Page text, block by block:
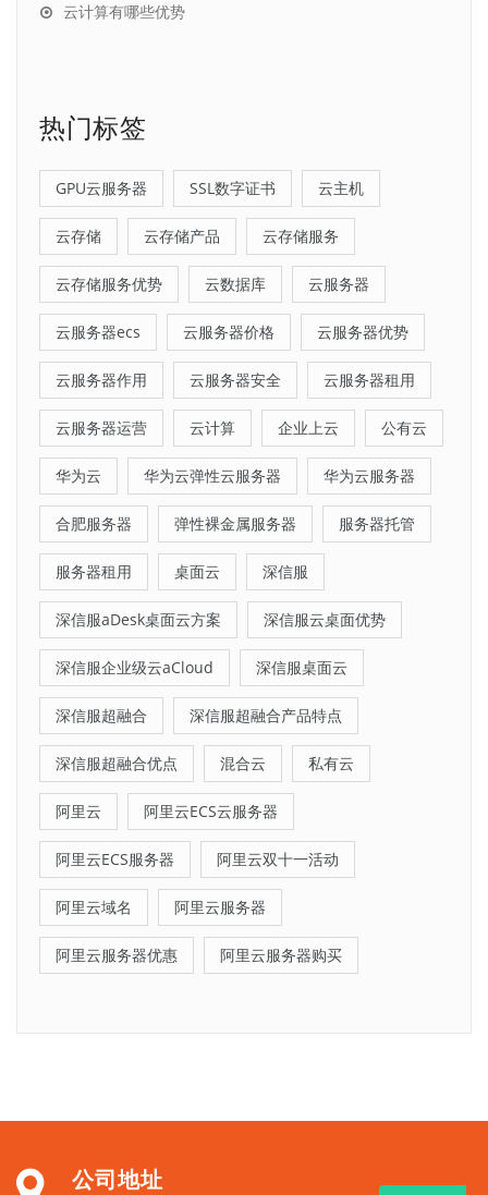
云计算有哪些优势
热门标签
GPU云服务器 SSL数字证书 云主机
云存储 云存储产品 云存储服务
云存储服务优势 云数据库 云服务器
云服务器ecs 云服务器价格 云服务器优势
云服务器作用 云服务器安全 云服务器租用
云服务器运营 云计算 企业上云 公有云
华为云 华为云弹性云服务器 华为云服务器
合肥服务器 弹性裸金属服务器 服务器托管
服务器租用 桌面云 深信服
深信服aDesk桌面云方案 深信服云桌面优势
深信服企业级云aCloud 深信服桌面云
深信服超融合 深信服超融合产品特点
深信服超融合优点 混合云 私有云
阿里云 阿里云ECS云服务器
阿里云ECS服务器 阿里云双十一活动
阿里云域名 阿里云服务器
阿里云服务器优惠 阿里云服务器购买
公司地址